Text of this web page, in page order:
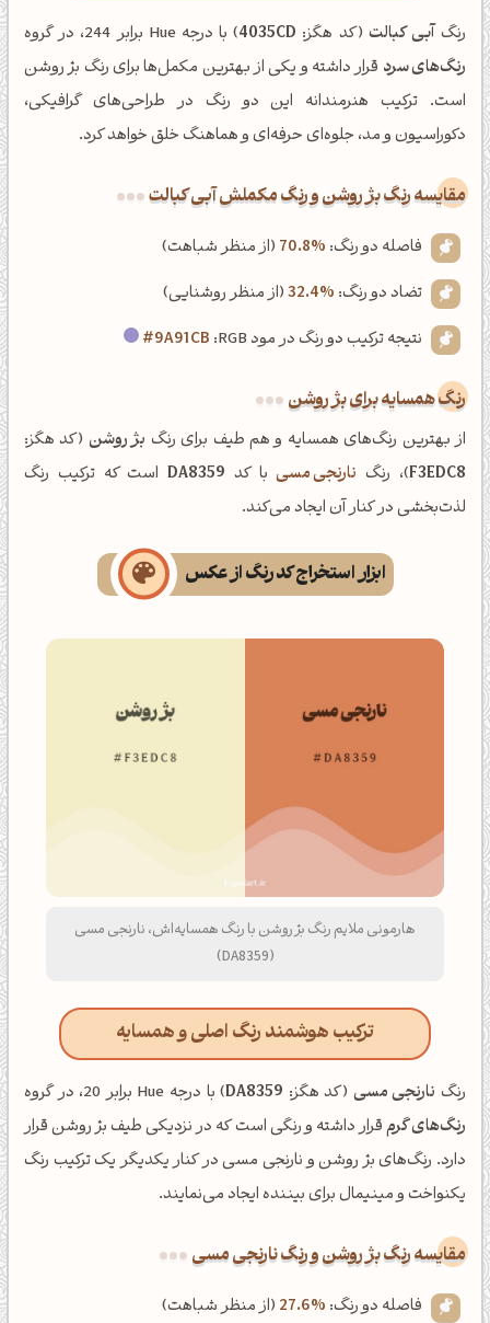
رنگآبی کبالت (کد هگز: 4035CD) با درجه Hue برابر 244، در گروه
رنگ‌های سرد قرار داشته و یکی از بهترین مکمل‌ها برای رنگ بژ روشن
است. ترکیب هنرمندانه این دو رنگ در طراحی‌های گرافیکی،
دکوراسیون و مد، جلوه‌ای حرفه‌ای و هماهنگ خلق خواهد کرد.
‌مقایسه رنگ بژ روشن و رنگ مکملش آبی کبالت
فاصله دو رنگ: 70.8% (از منظر شباهت)
تضاد دو رنگ: 32.4%(از منظر روشنایی)
نتیجه ترکیب دو رنگ در مود RGB:
#9A91CB
رنگ همسایه برای بژ روشن
از بهترین رنگ‌های همسایه و هم طیف برای رنگ بژ روشن (کد هگز:
F3EDC8)، رنگ نارنجی مسیبا کد DA8359است که ترکیب رنگ
لذت‌بخشی در کنار آن ایجاد می‌کند.
ابزار استخراج کد رنگ از عکس
هارمونی ملایم رنگ بژ روشن با رنگ همسایه‌اش، نارنجی مسی
(DA8359)
ترکیب هوشمند رنگ اصلی و همسایه
رنگ نارنجی مسی (کد هگز: DA8359) با درجه Hue برابر 20، در گروه
رنگ‌های گرمقرار داشته و رنگی است که در نزدیکی طیف بژ روشن قرار
دارد. رنگ‌های بژ روشن و نارنجی مسی در کنار یکدیگر یک ترکیب رنگ
یکنواخت و مینیمال برای بیننده ایجاد می‌نمایند.
‌مقایسه رنگ بژ روشن و رنگ نارنجی مسی
فاصله دو رنگ: 27.6% (از منظر شباهت)